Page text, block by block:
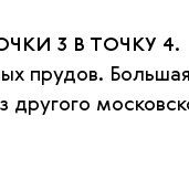
3 В ТОЧКУ 4.
прудов.
другого